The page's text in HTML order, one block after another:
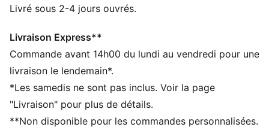
optimale à la fois sur les terrains durs et sur le gazon
passe la sixième et survole la défense adverse à toute
allure.
CARACTÉRISTIQUES + AVANTAGES
de matériaux recyclés
DÉTAILS
Largeur : Régulière
Livré sous 2-4 jours ouvrés.
Livraison Express**
Commande avant 14h00 du lundi au vendredi pour une
livraison le lendemain*.
*Les samedis ne sont pas inclus. Voir la page
"Livraison" pour plus de détails.
**Non disponible pour les commandes personnalisées.